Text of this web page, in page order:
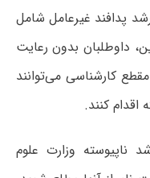
پدافند غیرعامل شامل
داوطلبان بدون رعایت
کارشناسی می‌توانند
کنند.
ناپیوسته وزارت علوم